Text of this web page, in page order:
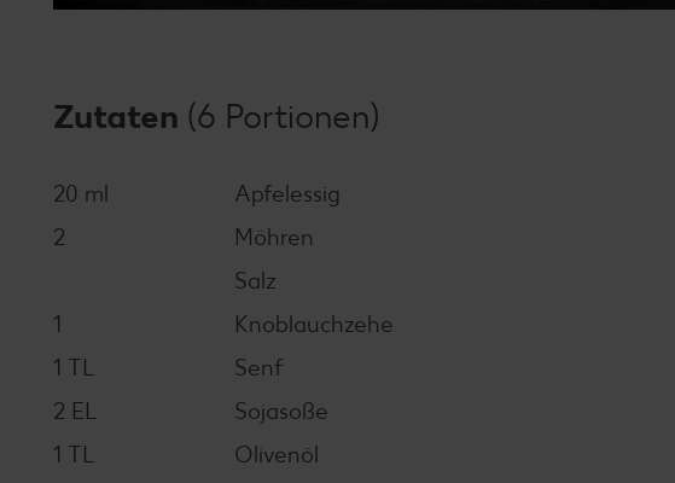
Zutaten (6 Portionen)
20 ml
Apfelessig
2
Möhren
Salz
1
Knoblauchzehe
1 TL
Senf
2 EL
Sojasoße
1 TL
Olivenöl